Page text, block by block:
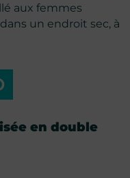
aux femmes
un endroit sec, à
en double